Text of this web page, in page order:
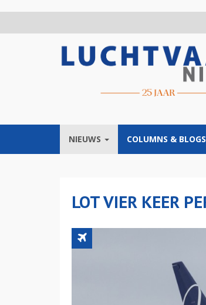
NIEUWS COLUMNS & BLOGS
LOT VIER KEER